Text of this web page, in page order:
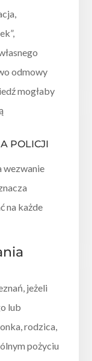
odmowy
mogłaby
POLICJI
wezwanie
na każde
jeżeli
lub
rodzica,
pożyciu